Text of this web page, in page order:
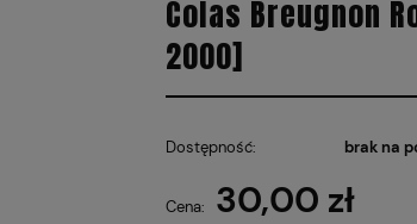
Colas Breugnon
2000]
Dostępność: brak na
Cena: 30,00 zł